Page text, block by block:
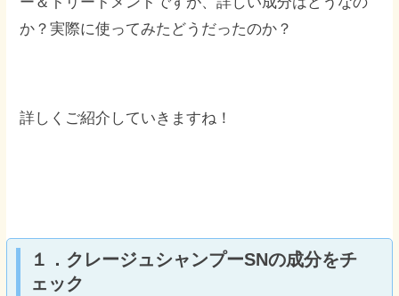
か？実際に使ってみたどうだったのか？
詳しくご紹介していきますね！
１．クレージュシャンプーSNの成分をチ
ェック